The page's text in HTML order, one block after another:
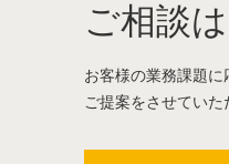
ご相談
お客様の業務課題に
ご提案をさせていた